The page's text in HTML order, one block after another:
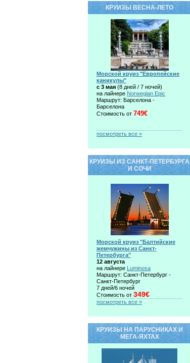
КРУИЗЫ ВЕСНА-ЛЕТО
Морской круиз "Европейские
каникулы"
c 3 мая (8 дней / 7 ночей)
на лайнере Norwegian Epic
Маршрут: Барселона -
Барселона
Стоимость от 749€
посмотреть все »
КРУИЗЫ ИЗ САНКТ-ПЕТЕРБУРГА
И СОЧИ
Морской круиз "Балтийские
жемчужины из Санкт-
Петербурга"
12 августа
на лайнере Luminosa
Маршрут: Санкт-Петербург -
Санкт-Петербург
7 дней/6 ночей
Стоимость от 349€
посмотреть все »
КРУИЗЫ НА ПАРУСНИКАХ И
МЕГА-ЯХТАХ